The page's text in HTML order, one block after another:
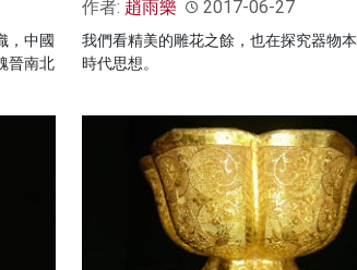
，中國
晉南北
作者: 趙雨樂 2017-06-27
我們看精美的雕花之餘，也在探究器物
時代思想。